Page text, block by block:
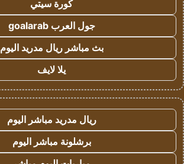
كورة سيتي
جول العرب goalarab
بث مباشر ريال مدريد اليوم
يلا لايف
ريال مدريد مباشر اليوم
برشلونة مباشر اليوم